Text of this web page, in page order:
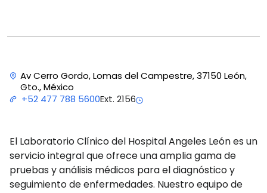
Av Cerro Gordo, Lomas del Campestre, 37150 León,
Gto., México
+52 477 788 5600Ext. 2156
El Laboratorio Clínico del Hospital Angeles León es un
servicio integral que ofrece una amplia gama de
pruebas y análisis médicos para el diagnóstico y
seguimiento de enfermedades. Nuestro equipo de